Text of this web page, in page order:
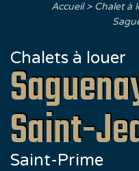
Accueil
Chalet à
Chalets à louer
Saint-
Saint-Prime